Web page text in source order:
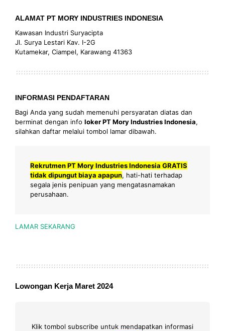
ALAMAT PT MORY INDUSTRIES INDONESIA
Kawasan Industri Suryacipta
Jl. Surya Lestari Kav. I-2G
Kutamekar, Ciampel, Karawang 41363
INFORMASI PENDAFTARAN
Bagi Anda yang sudah memenuhi persyaratan diatas dan
berminat dengan info loker PT Mory Industries Indonesia,
silahkan daftar melalui tombol lamar dibawah.
Rekrutmen PT Mory Industries Indonesia GRATIS
tidak dipungut biaya apapun, hati-hati terhadap
segala jenis penipuan yang mengatasnamakan
perusahaan.
LAMAR SEKARANG
Lowongan Kerja Maret 2024
Klik tombol subscribe untuk mendapatkan informasi